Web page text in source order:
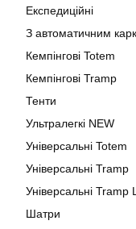
Експедиційні
З автоматичним
Кемпінгові Totem
Кемпінгові Tramp
Тенти
Ультралегкі NEW
Універсальні Totem
Універсальні Tramp
Універсальні Tramp
Шатри